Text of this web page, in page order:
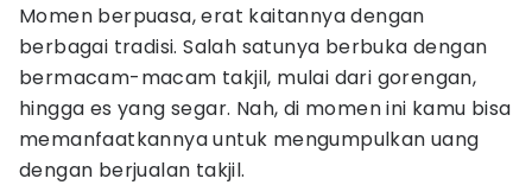
Momen berpuasa, erat kaitannya dengan
berbagai tradisi. Salah satunya berbuka dengan
bermacam-macam takjil, mulai dari gorengan,
hingga es yang segar. Nah, di momen ini kamu bisa
memanfaatkannya untuk mengumpulkan uang
dengan berjualan takjil.